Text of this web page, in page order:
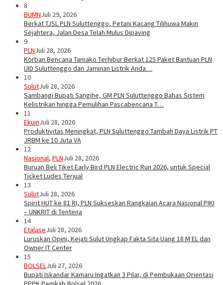
8
BUMNJuli 29, 2026
Berkat TJSL PLN Suluttenggo, Petani Kacang Tilihuwa Makin
Sejahtera, Jalan Desa Telah Mulus Dipaving
9
PLNJuli 28, 2026
Korban Bencana Tamako Terhibur Berkat 125 Paket Bantuan PLN
UID Suluttenggo dan Jaminan Listrik Anda…
10
SulutJuli 28, 2026
Sambangi Bupati Sangihe, GM PLN Suluttenggo Bahas Sistem
Kelistrikan hingga Pemulihan Pascabencana T…
11
EkuinJuli 28, 2026
Produktivitas Meningkat, PLN Suluttenggo Tambah Daya Listrik PT
JRBM ke 10 Juta VA
12
Nasional, PLNJuli 28, 2026
Buruan Beli Tiket Early Bird PLN Electric Run 2026, untuk Special
Ticket Ludes Terjual
13
SulutJuli 28, 2026
Spirit HUT ke 81 RI, PLN Sukseskan Rangkaian Acara Nasional PIKI
– UNKRIT di Tentena
14
EtalaseJuli 28, 2026
Luruskan Opini, Kejati Sulut Ungkap Fakta Sita Uang 18 M EL dan
Owner IT Center
15
BOLSELJuli 27, 2026
Bupati Iskandar Kamaru Ingatkan 3 Pilar, di Pembukaan Orientasi